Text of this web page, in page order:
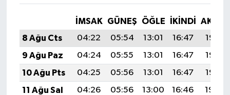
İMSAK GÜNEŞ ÖĞLE İKINDI
8 Ağu Cts
04:22 05:54 13:01 16:47
19:58
9 Ağu Paz
04:24 05:55 13:01 16:47
19:57
10 Ağu Pts
04:25 05:56 13:01 16:47
19:55
11 Ağu Sal
04:26 05:56 13:00 16:46
19:54